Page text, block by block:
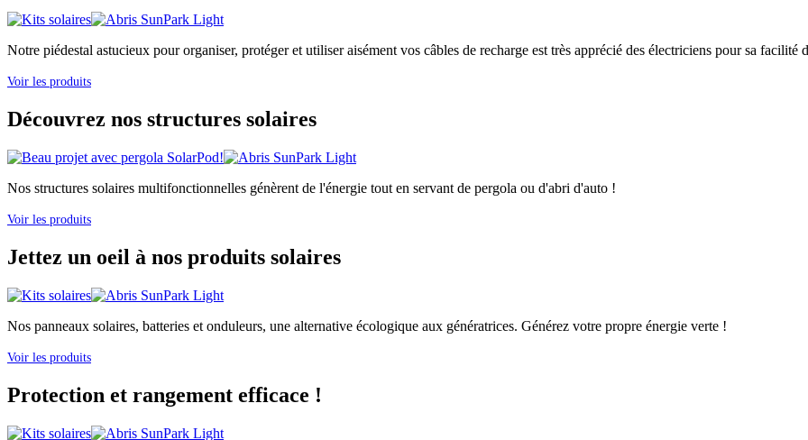
Notre piédestal astucieux pour organiser, protéger et utiliser aisément vos câbles de recharge est très apprécié des électriciens pour sa facilité
Voir les produits
Découvrez nos structures solaires
Nos structures solaires multifonctionnelles génèrent de l'énergie tout en servant de pergola ou d'abri d'auto !
Voir les produits
Jettez un oeil à nos produits solaires
Nos panneaux solaires, batteries et onduleurs, une alternative écologique aux génératrices. Générez votre propre énergie verte !
Voir les produits
Protection et rangement efficace !